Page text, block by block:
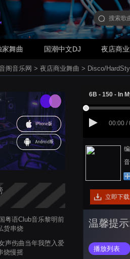
家舞曲 国潮中文DJ 夜店商
阁音乐网 > 夜店商业舞曲 > Disco/
粤语Club音乐黎明前
货串烧
声伤曲当年我堕入爱
烧慢摇
6B - 150 - In
00:00 /
立即下载
温馨提
播放列表